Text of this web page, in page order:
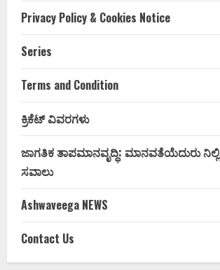
Privacy Policy & Cookies Notice
Series
Terms and Condition
ಕ್ರಿಕೆಟ್ ವಿವರಗಳು
ಜಾಗತಿಕ ತಾಪಮಾನವೃದ್ಧಿ: ಮಾನವತೆಯೆದುರು
ಸವಾಲು
Ashwaveega NEWS
Contact Us